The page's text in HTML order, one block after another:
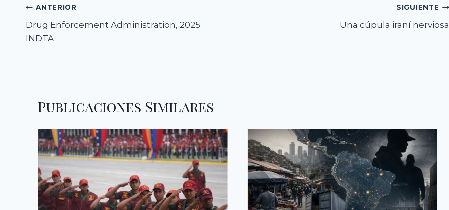
Navegación
de
ANTERIOR
Drug Enforcement Administration, 2025
INDTA
SIGUIENTE
Una cúpula iraní nerviosa
Publicaciones Similares